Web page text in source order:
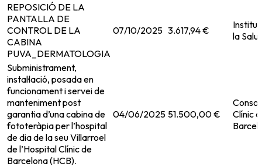
REPOSICIÓ DE LA
PANTALLA DE
CONTROL DE LA
CABINA
PUVA_DERMATOLOGIA
07/10/2025 3.617,94 €
la
Subministrament,
instal·lació, posada en
funcionament i servei de
manteniment post
garantia d’una cabina de
fototeràpia per l’hospital
de dia de la seu Villarroel
de l’Hospital Clínic de
Barcelona (HCB).
04/06/2025 51.500,00 €
Clínic